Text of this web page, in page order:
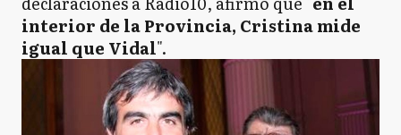
interior de la Provincia, Cristina mide
igual que Vidal".